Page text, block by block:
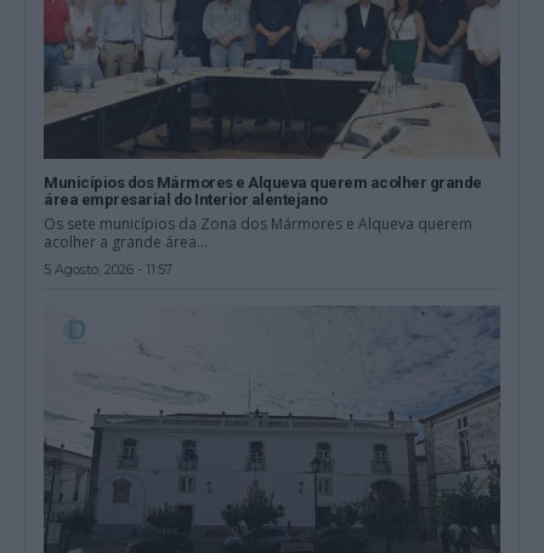
Municípios dos Mármores e Alqueva querem acolher grande
área empresarial do Interior alentejano
Os sete municípios da Zona dos Mármores e Alqueva querem
acolher a grande área...
5 Agosto, 2026 - 11:57